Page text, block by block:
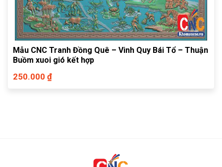
Mẫu CNC Tranh Đồng Quê – Vinh Quy Bái Tổ – Thuận
Buồm xuoi gió kết hợp
250.000 ₫